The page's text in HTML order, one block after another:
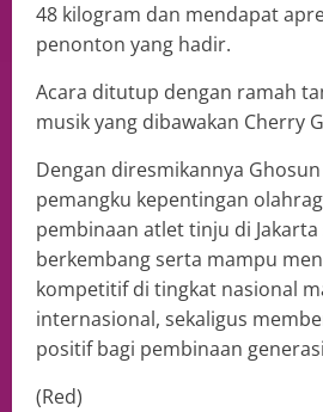
48 kilogram dan mendapat
penonton yang hadir.
Acara ditutup dengan ramah
musik yang dibawakan Cherry
Dengan diresmikannya
pemangku kepentingan
pembinaan atlet tinju di Jakarta
berkembang serta mampu
kompetitif di tingkat nasional
internasional, sekaligus
positif bagi pembinaan
(Red)